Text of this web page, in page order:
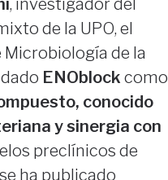
, investigador del
de la UPO, el
Microbiología de la
ENOblock como
conocido
y sinergia con
preclínicos de
ha publicado